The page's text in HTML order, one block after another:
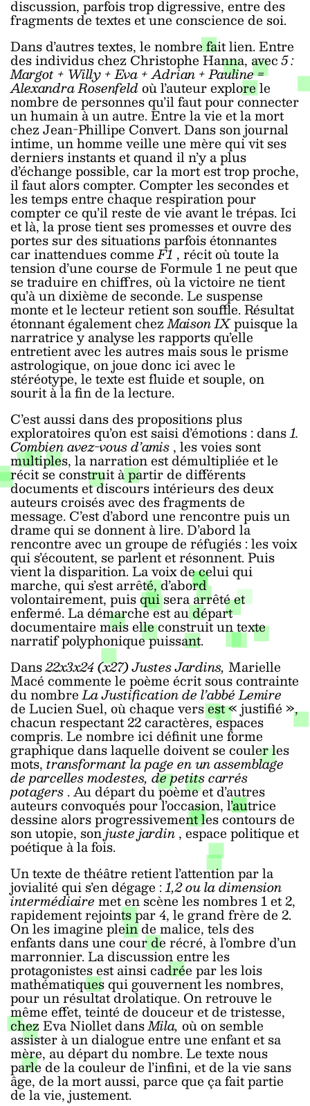
discussion, parfois trop digressive, entre des
fragments de textes et une conscience de soi.
Dans d’autres textes, le nombre fait lien. Entre
des individus chez Christophe Hanna, avec5 :
Margot + Willy + Eva + Adrian + Pauline =
Alexandra Rosenfeldoù l’auteur explore le
nombre de personnes qu’il faut pour connecter
un humain à un autre. Entre la vie et la mort
chez Jean-Phillipe Convert. Dans son journal
intime, un homme veille une mère qui vit ses
derniers instants et quand il n’y a plus
d’échange possible, car la mort est trop proche,
il faut alors compter. Compter les secondes et
les temps entre chaque respiration pour
compter ce qu’il reste de vie avant le trépas. Ici
et là, la prose tient ses promesses et ouvre des
portes sur des situations parfois étonnantes
car inattendues commeF1 , récit où toute la
tension d’une course de Formule 1 ne peut que
se traduire en chiffres, où la victoire ne tient
qu’à un dixième de seconde. Le suspense
monte et le lecteur retient son souffle. Résultat
étonnant également chezMaison IXpuisque la
narratrice y analyse les rapports qu’elle
entretient avec les autres mais sous le prisme
astrologique, on joue donc ici avec le
stéréotype, le texte est fluide et souple, on
sourit à la fin de la lecture.
C’est aussi dans des propositions plus
exploratoires qu’on est saisi d’émotions : dans1.
Combien avez-vous d’amis, les voies sont
multiples, la narration est démultipliée et le
récit se construit à partir de différents
documents et discours intérieurs des deux
auteurs croisés avec des fragments de
message. C’est d’abord une rencontre puis un
drame qui se donnent à lire. D’abord la
rencontre avec un groupe de réfugiés : les voix
qui s’écoutent, se parlent et résonnent. Puis
vient la disparition. La voix de celui qui
marche, qui s’est arrêté, d’abord
volontairement, puis qui sera arrêté et
enfermé. La démarche est au départ
documentaire mais elle construit un texte
narratif polyphonique puissant.
Dans22x3x24 (x27) Justes Jardins, Marielle
Macé commente le poème écrit sous contrainte
du nombreLa Justification de l’abbé Lemire
de Lucien Suel, où chaque vers est « justifié »,
chacun respectant 22 caractères, espaces
compris. Le nombre ici définit une forme
graphique dans laquelle doivent se couler les
mots,transformant la page en un assemblage
de parcelles modestes, de petits carrés
potagers. Au départ du poème et d’autres
auteurs convoqués pour l’occasion, l’autrice
dessine alors progressivement les contours de
son utopie, sonjuste jardin, espace politique et
poétique à la fois.
Un texte de théâtre retient l’attention par la
jovialité qui s’en dégage :1,2 ou la dimension
intermédiairemet en scène les nombres 1 et 2,
rapidement rejoints par 4, le grand frère de 2.
On les imagine plein de malice, tels des
enfants dans une cour de récré, à l’ombre d’un
marronnier. La discussion entre les
protagonistes est ainsi cadrée par les lois
mathématiques qui gouvernent les nombres,
pour un résultat drolatique. On retrouve le
même effet, teinté de douceur et de tristesse,
chez Eva Niollet dansMila, où on semble
assister à un dialogue entre une enfant et sa
mère, au départ du nombre. Le texte nous
parle de la couleur de l’infini, et de la vie sans
âge, de la mort aussi, parce que ça fait partie
de la vie, justement.